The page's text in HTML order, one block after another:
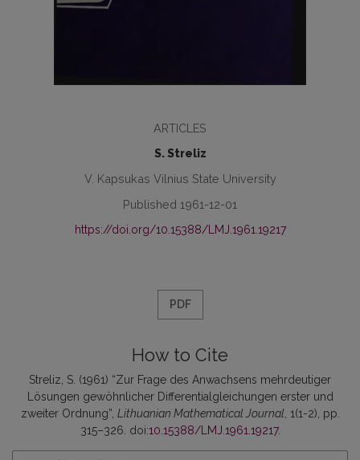
ARTICLES
S. Streliz
V. Kapsukas Vilnius State University
Published 1961-12-01
https://doi.org/10.15388/LMJ.1961.19217
PDF
How to Cite
Streliz, S. (1961) “Zur Frage des Anwachsens mehrdeutiger
Lösungen gewöhnlicher Differentialgleichungen erster und
zweiter Ordnung”, Lithuanian Mathematical Journal , 1(1-2), pp.
315–326. doi:10.15388/LMJ.1961.19217.